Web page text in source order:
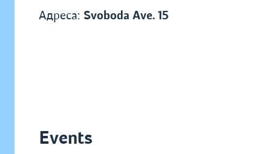
Адреса: Svoboda Ave. 15
Events